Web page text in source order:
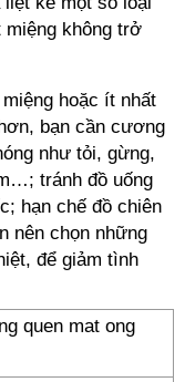
miệng không trở
hoặc ít nhất
bạn cần cương
như tỏi, gừng,
tránh đồ uống
hạn chế đồ chiên
nên chọn những
để giảm tình